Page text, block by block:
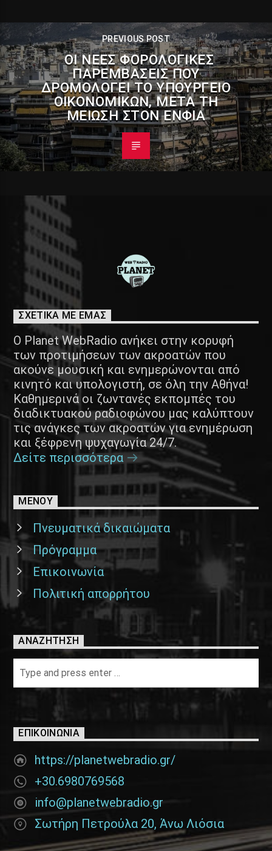
PREVIOUS POST
ΟΙ ΝΈΕΣ ΦΟΡΟΛΟΓΙΚΈΣ
ΠΑΡΕΜΒΆΣΕΙΣ ΠΟΥ
ΔΡΟΜΟΛΟΓΕΊ ΤΟ ΥΠΟΥΡΓΕΊΟ
ΟΙΚΟΝΟΜΙΚΏΝ, ΜΕΤΆ ΤΗ
ΜΕΊΩΣΗ ΣΤΟΝ ΕΝΦΙΑ
ΣΧΕΤΙΚΑ ΜΕ ΕΜΑΣ
Ο Planet WebRadio ανήκει στην κορυφή
των προτιμήσεων των ακροατών που
ακούνε μουσική και ενημερώνονται από
κινητό και υπολογιστή, σε όλη την Αθήνα!
Καθημερινά οι ζωντανές εκπομπές του
διαδικτυακού ραδιοφώνου μας καλύπτουν
τις ανάγκες των ακροατών για ενημέρωση
και ξέφρενη ψυχαγωγία 24/7.
Δείτε περισσότερα
ΜΕΝΟΥ
Πνευματικά δικαιώματα
Πρόγραμμα
Επικοινωνία
Πολιτική απορρήτου
ΑΝΑΖΉΤΗΣΗ
ΕΠΙΚΟΙΝΩΝΊΑ
https://planetwebradio.gr/
+30.6980769568
info@planetwebradio.gr
Σωτήρη Πετρούλα 20, Άνω Λιόσια